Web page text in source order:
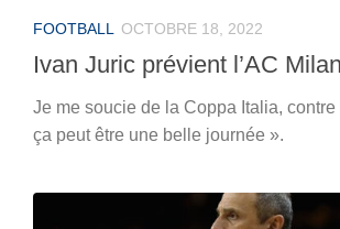
FOOTBALL OCTOBRE 18, 2022
Ivan Juric prévient l’AC Milan
Je me soucie de la Coppa Italia,
ça peut être une belle journée ».